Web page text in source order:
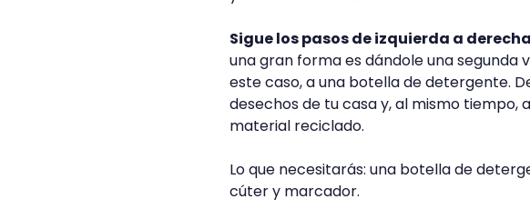
Sigue los pasos de izquierda a
una gran forma es dándole una segunda
este caso, a una botella de detergente.
desechos de tu casa y, al mismo
material reciclado.
Lo que necesitarás: una botella de
cúter y marcador.